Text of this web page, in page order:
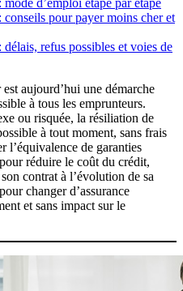
à Lyon vous
profil
du crédit immobilier
à Lyon vous
de votre
de prêt
de
pour payer moins cher et
refus possibles et voies de
aujourd’hui une démarche
à tous les emprunteurs.
ou risquée, la résiliation de
à tout moment, sans frais
l’équivalence de garanties
réduire le coût du crédit,
contrat à l’évolution de sa
changer d’assurance
et sans impact sur le